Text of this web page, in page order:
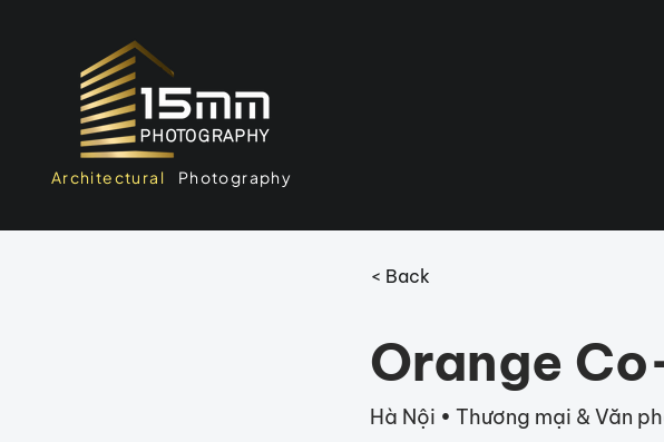
Architectural Photography
< Back
Orange
Hà Nội • Thương mại & Văn